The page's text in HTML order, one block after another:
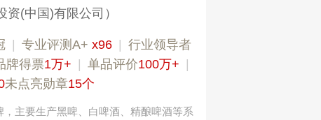
资(中国)有限公司）
专业评测A+ x96
行业领导者
牌得票1万+ 单品评价100万+
未点亮勋章15个
主要生产黑啤、白啤酒、精酿啤酒等系